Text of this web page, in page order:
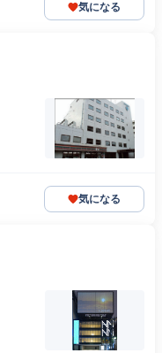
気になる
気になる